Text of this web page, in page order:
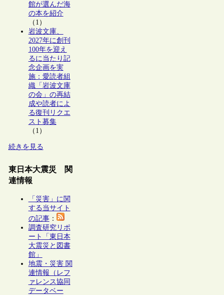
館が選んだ海
の本を紹介
（1）
岩波文庫、
2027年に創刊
100年を迎え
るに当たり記
念企画を実
施：愛読者組
織「岩波文庫
の会」の再結
成や読者によ
る復刊リクエ
スト募集
（1）
続きを見る
東日本大震災 関
連情報
「災害」に関
する当サイト
の記事：
調査研究リポ
ート「東日本
大震災と図書
館」
地震・災害 関
連情報（レフ
ァレンス協同
データベー